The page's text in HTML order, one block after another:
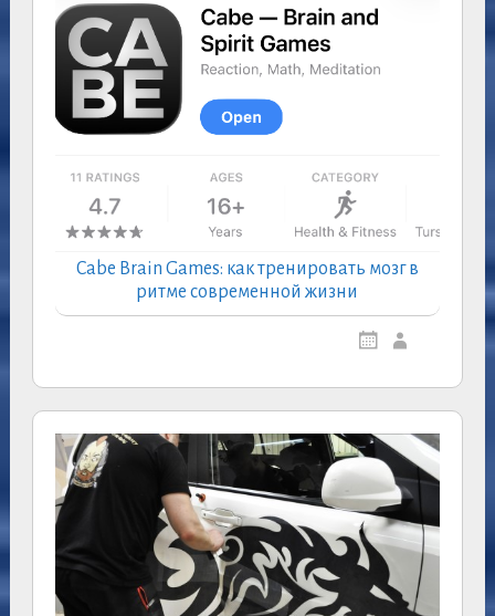
Cabe Brain Games: как тренировать мозг в
ритме современной жизни